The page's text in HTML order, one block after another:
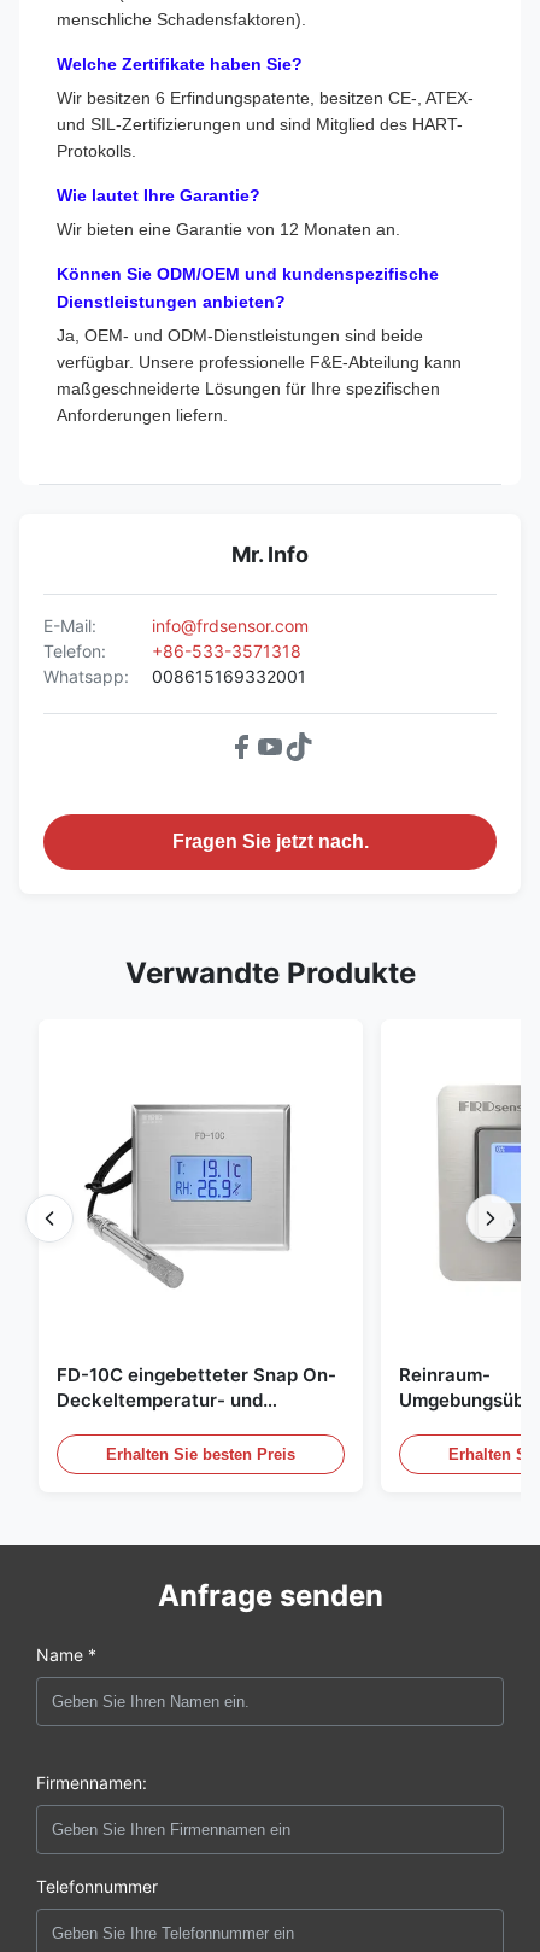
menschliche Schadensfaktoren).
Welche Zertifikate haben Sie?
Wir besitzen 6 Erfindungspatente, besitzen CE-, ATEX-
und SIL-Zertifizierungen und sind Mitglied des HART-
Protokolls.
Wie lautet Ihre Garantie?
Wir bieten eine Garantie von 12 Monaten an.
Können Sie ODM/OEM und kundenspezifische
Dienstleistungen anbieten?
Ja, OEM- und ODM-Dienstleistungen sind beide
verfügbar. Unsere professionelle F&E-Abteilung kann
maßgeschneiderte Lösungen für Ihre spezifischen
Anforderungen liefern.
Mr. Info
E-Mail:
info@frdsensor.com
Telefon:
+86-533-3571318
Whatsapp:
008615169332001
Fragen Sie jetzt nach.
Verwandte Produkte
FD-10C eingebetteter Snap On-
Deckeltemperatur- und
Edelstahlmonitor
Erhalten Sie besten Preis
Reinraum-
20mA/RS485
Erhalten
Anfrage senden
Name *
Firmennamen:
Telefonnummer